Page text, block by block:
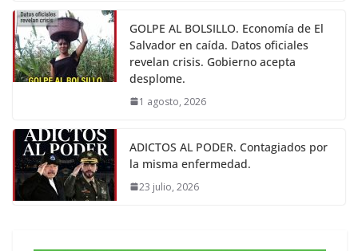
GOLPE AL BOLSILLO. Economía de El
Salvador en caída. Datos oficiales
revelan crisis. Gobierno acepta
desplome.
1 agosto, 2026
ADICTOS AL PODER. Contagiados por
la misma enfermedad.
23 julio, 2026